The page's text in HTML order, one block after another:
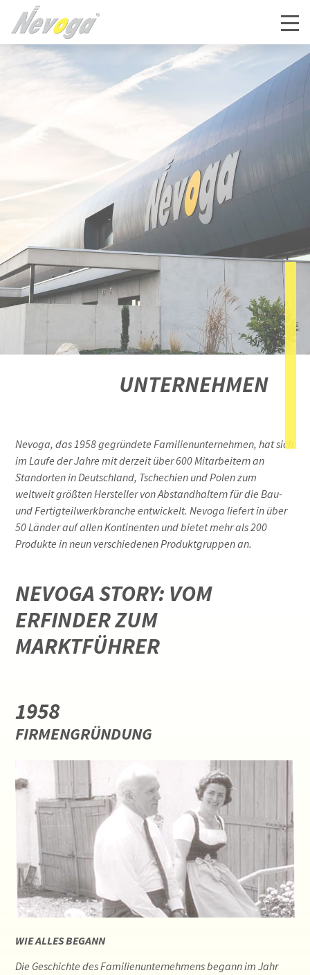
UNTERNEHMEN
Nevoga, das 1958 gegründete Familienunternehmen, hat sich
im Laufe der Jahre mit derzeit über 600 Mitarbeitern an
Standorten in Deutschland, Tschechien und Polen zum
weltweit größten Hersteller von Abstandhaltern für die Bau-
und Fertigteilwerkbranche entwickelt. Nevoga liefert in über
50 Länder auf allen Kontinenten und bietet mehr als 200
Produkte in neun verschiedenen Produktgruppen an.
NEVOGA STORY: VOM
ERFINDER ZUM
MARKTFÜHRER
1958
FIRMENGRÜNDUNG
WIE ALLES BEGANN
Die Geschichte des Familienunternehmens begann im Jahr